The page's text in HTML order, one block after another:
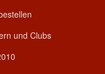
und Clubs